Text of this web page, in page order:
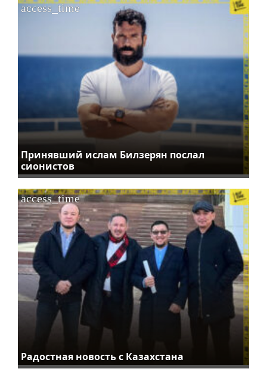
Принявший ислам Билзерян послал
сионистов
access_time
Радостная новость с Казахстана
access_time